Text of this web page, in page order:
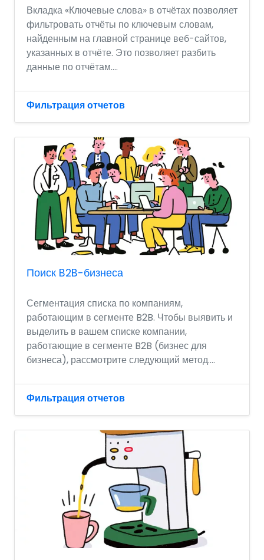
Вкладка «Ключевые слова» в отчётах позволяет
фильтровать отчёты по ключевым словам,
найденным на главной странице веб-сайтов,
указанных в отчёте. Это позволяет разбить
данные по отчётам....
Фильтрация отчетов
Поиск B2B-бизнеса
Сегментация списка по компаниям,
работающим в сегменте B2B. Чтобы выявить и
выделить в вашем списке компании,
работающие в сегменте B2B (бизнес для
бизнеса), рассмотрите следующий метод....
Фильтрация отчетов